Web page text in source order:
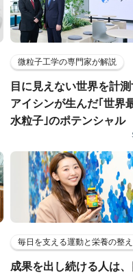
微粒子工学の専門家が解説
目に見えない世界を計
アイシンが生んだ｢世界
水粒子｣のポテンシャル
毎日を支える運動と栄養の整
成果を出し続ける人は